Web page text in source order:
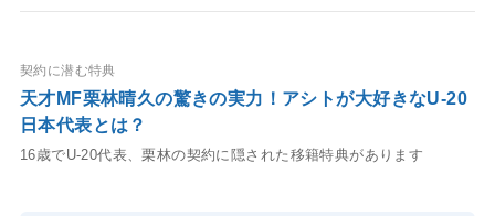
契約に潜む特典
天才MF栗林晴久の驚きの実力！アシトが大好きなU-20
日本代表とは？
16歳でU-20代表、栗林の契約に隠された移籍特典があります